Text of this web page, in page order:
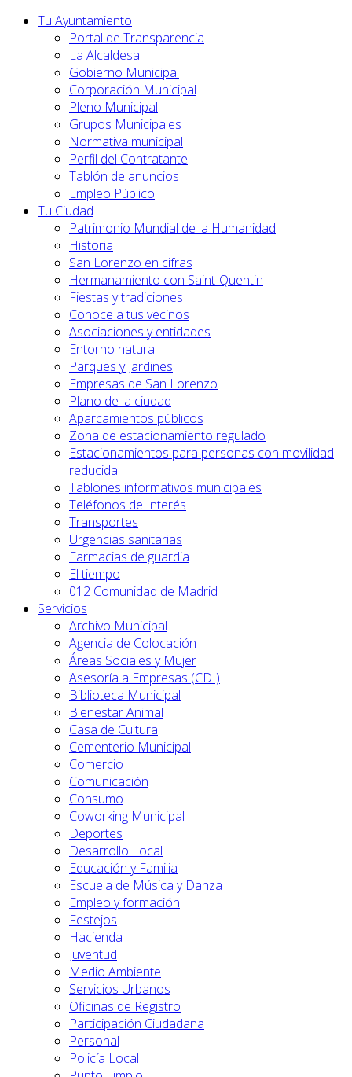
Tu Ayuntamiento
Portal de Transparencia
La Alcaldesa
Gobierno Municipal
Corporación Municipal
Pleno Municipal
Grupos Municipales
Normativa municipal
Perfil del Contratante
Tablón de anuncios
Empleo Público
Tu Ciudad
Patrimonio Mundial de la Humanidad
Historia
San Lorenzo en cifras
Hermanamiento con Saint-Quentin
Fiestas y tradiciones
Conoce a tus vecinos
Asociaciones y entidades
Entorno natural
Parques y Jardines
Empresas de San Lorenzo
Plano de la ciudad
Aparcamientos públicos
Zona de estacionamiento regulado
Estacionamientos para personas con movilidad
reducida
Tablones informativos municipales
Teléfonos de Interés
Transportes
Urgencias sanitarias
Farmacias de guardia
El tiempo
012 Comunidad de Madrid
Servicios
Archivo Municipal
Agencia de Colocación
Áreas Sociales y Mujer
Asesoría a Empresas (CDI)
Biblioteca Municipal
Bienestar Animal
Casa de Cultura
Cementerio Municipal
Comercio
Comunicación
Consumo
Coworking Municipal
Deportes
Desarrollo Local
Educación y Familia
Escuela de Música y Danza
Empleo y formación
Festejos
Hacienda
Juventud
Medio Ambiente
Servicios Urbanos
Oficinas de Registro
Participación Ciudadana
Personal
Policía Local